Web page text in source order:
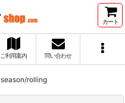
カート
ご利用案内 問い合わせ
season/rolling